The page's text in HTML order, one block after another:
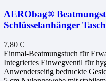
AERObag®
Schlüsselanhänger
7,80 €
Einmal-Beatmungstuch für
Integriertes Einwegventil für
Anwenderseitig bedruckte